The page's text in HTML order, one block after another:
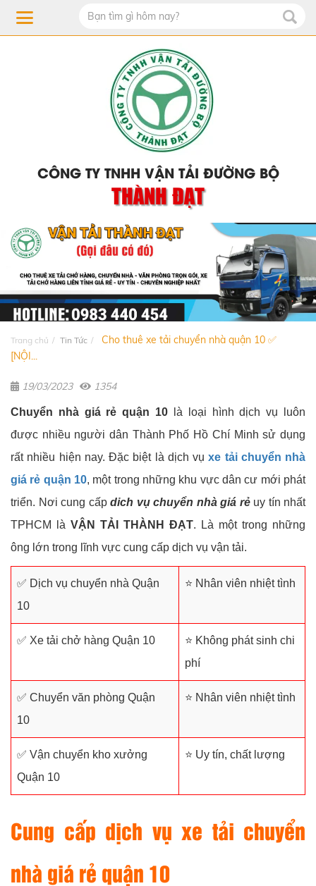
CÔNG TY TNHH VẬN TẢI ĐƯỜNG BỘ
THÀNH ĐẠT
Trang chủ Tin Tức
Cho thuê xe tải chuyển nhà quận 10 ✅
[NỘI...
19/03/2023 1354
Chuyển nhà giá rẻ quận 10
là loại hình dịch vụ luôn
được nhiều người dân Thành Phố Hồ Chí Minh sử dụng
rất nhiều hiện nay. Đặc biệt là dịch vụxe tải chuyển nhà
giá rẻ quận 10, một trong những khu vực dân cư mới phát
triển. Nơi cung cấp dich vụ chuyển nhà giá rẻuy tín nhất
TPHCM là VẬN TẢI THÀNH ĐẠT. Là một trong những
ông lớn trong lĩnh vực cung cấp dịch vụ vận tải.
✅ Dịch vụ chuyển nhà Quận
10
⭐ Nhân viên nhiệt tình
✅ Xe tải chở hàng Quận 10
⭐ Không phát sinh chi
phí
✅ Chuyển văn phòng Quận
10
⭐ Nhân viên nhiệt tình
✅ Vận chuyển kho xưởng
Quận 10
⭐ Uy tín, chất lượng
Cung cấp dịch vụ xe tải chuyển
nhà giá rẻ quận 10